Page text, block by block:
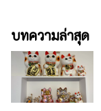
บทความล่าสุด